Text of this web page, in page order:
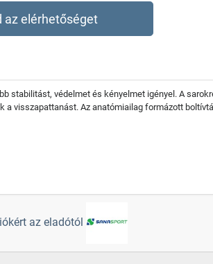
az elérhetőséget
stabilitást, védelmet és kényelmet igényel. A
visszapattanást. Az anatómiailag formázott
az eladótól